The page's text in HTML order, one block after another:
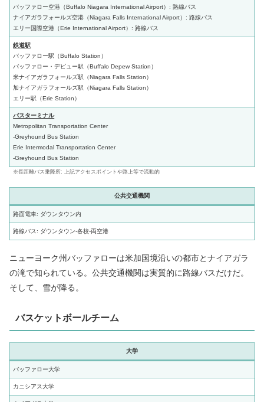
バッファロー空港（Buffalo Niagara International Airport）: 路線バス
ナイアガラフォールズ空港（Niagara Falls International Airport）: 路線バス
エリー国際空港（Erie International Airport）: 路線バス
鉄道駅
バッファロー駅（Buffalo Station）
バッファロー・デピュー駅（Buffalo Depew Station）
米ナイアガラフォールズ駅（Niagara Falls Station）
加ナイアガラフォールズ駅（Niagara Falls Station）
エリー駅（Erie Station）
バスターミナル
Metropolitan Transportation Center
-Greyhound Bus Station
Erie Intermodal Transportation Center
-Greyhound Bus Station
※長距離バス乗降所: 上記アクセスポイントや路上等で流動的
公共交通機関
路面電車: ダウンタウン内
路線バス: ダウンタウン-各校-両空港
ニューヨーク州バッファローは米加国境沿いの都市とナイアガラ
の滝で知られている。公共交通機関は実質的に路線バスだけだ。
そして、雪が降る。
バスケットボールチーム
大学
バッファロー大学
カニシアス大学